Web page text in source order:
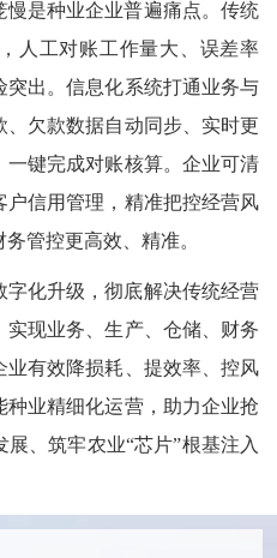
慢是种业企业普遍痛点。传统
人工对账工作量大、误差率
出。信息化系统打通业务与
欠款数据自动同步、实时更
键完成对账核算。企业可清
信用管理，精准把控经营风
管控更高效、精准。
字化升级，彻底解决传统经营
现业务、生产、仓储、财务
有效降损耗、提效率、控风
业精细化运营，助力企业抢
、筑牢农业“芯片”根基注入